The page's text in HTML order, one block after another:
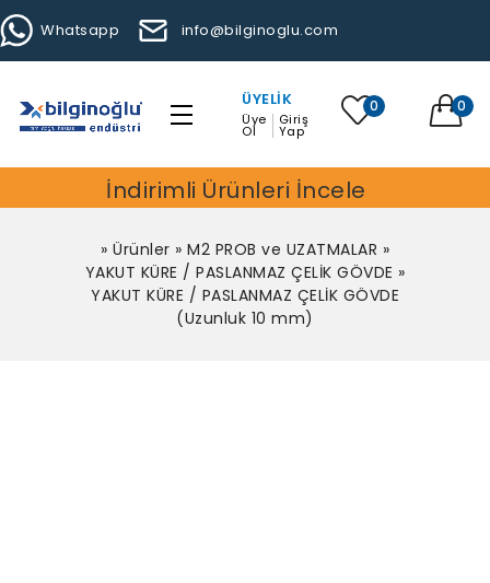
Whatsapp info@bilginoglu.com
ÜYELIK
Üye
Ol
Giriş
Yap
0 0
İndirimli Ürünleri İncele
» Ürünler » M2 PROB ve UZATMALAR »
YAKUT KÜRE / PASLANMAZ ÇELİK GÖVDE »
YAKUT KÜRE / PASLANMAZ ÇELİK GÖVDE
(Uzunluk 10 mm)